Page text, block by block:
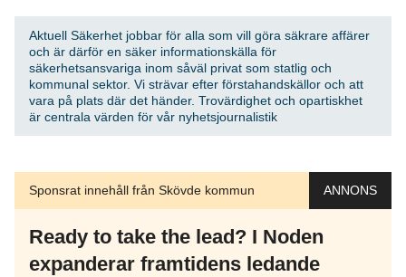
Aktuell Säkerhet jobbar för alla som vill göra säkrare affärer
och är därför en säker informationskälla för
säkerhetsansvariga inom såväl privat som statlig och
kommunal sektor. Vi strävar efter förstahandskällor och att
vara på plats där det händer. Trovärdighet och opartiskhet
är centrala värden för vår nyhetsjournalistik
Sponsrat innehåll från Skövde kommun ANNONS
Ready to take the lead? I Noden
expanderar framtidens ledande